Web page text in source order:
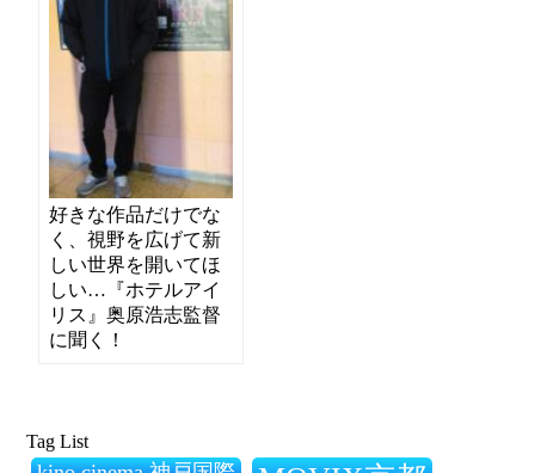
好きな作品だけでな
く、視野を広げて新
しい世界を開いてほ
しい…『ホテルアイ
リス』奥原浩志監督
に聞く！
Tag List